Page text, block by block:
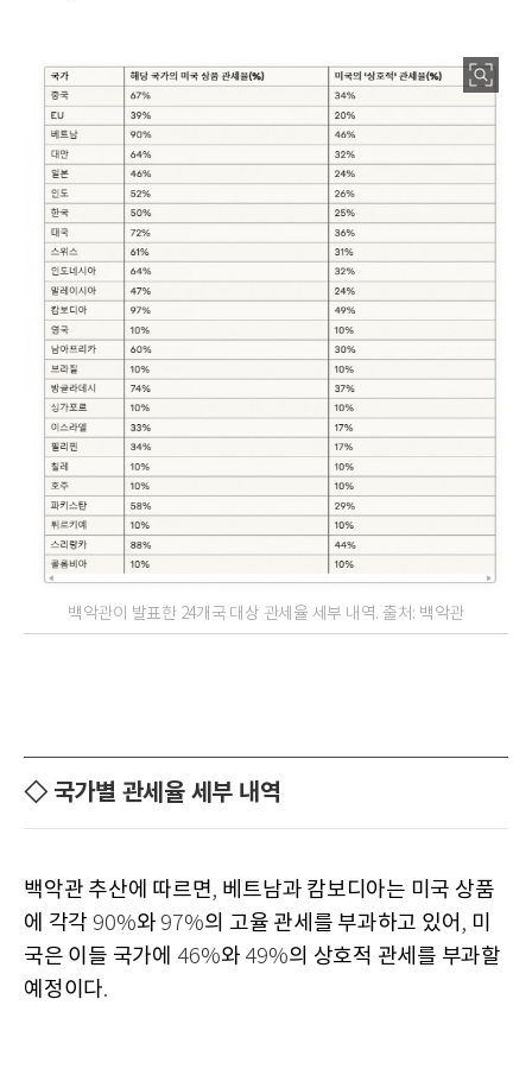
백악관이 발표한 24개국 대상 관세율 세부 내역. 출처: 백악관
◇ 국가별 관세율 세부 내역
백악관 추산에 따르면, 베트남과 캄보디아는 미국 상품
에 각각 90%와 97%의 고율 관세를 부과하고 있어 , 미
국은 이들 국가에 46%와 49%의 상호적 관세를 부과할
예정이다.